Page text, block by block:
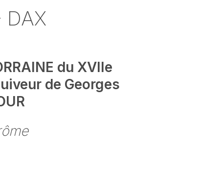
DAX
du XVIIe
de Georges